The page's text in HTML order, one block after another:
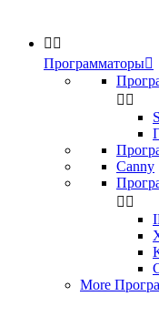
 
Программаторы
 
Canny
 
More